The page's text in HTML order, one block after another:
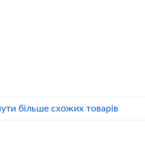
більше схожих товарів